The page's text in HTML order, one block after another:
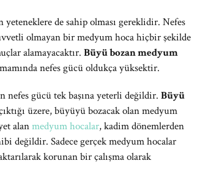
de sahip olması gereklidir. Nefes
olmayan bir medyum hoca hiçbir şekilde
alamayacaktır. Büyü bozan medyum
nefes gücü oldukça yüksektir.
nefes gücü tek başına yeterli değildir. Büyü
üzere, büyüyü bozacak olan medyum
alanmedyum hocalar, kadim dönemlerden
değildir. Sadece gerçek medyum hocalar
korunan bir çalışma olarak